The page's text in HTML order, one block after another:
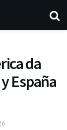
da
España